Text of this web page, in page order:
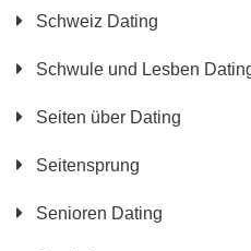
Schweiz Dating
Schwule und Lesben
Seiten über Dating
Seitensprung
Senioren Dating